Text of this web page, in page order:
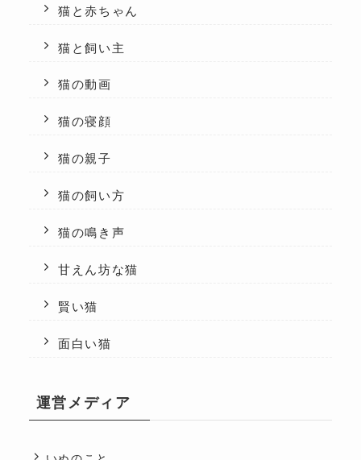
猫と赤ちゃん
猫と飼い主
猫の動画
猫の寝顔
猫の親子
猫の飼い方
猫の鳴き声
甘えん坊な猫
賢い猫
面白い猫
運営メディア